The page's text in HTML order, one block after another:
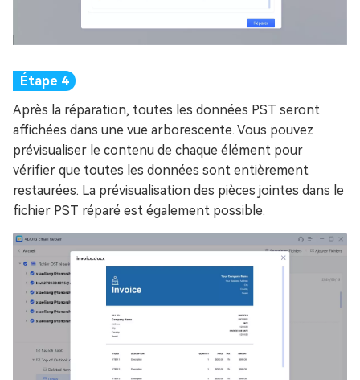
Après la réparation, toutes les données PST seront
affichées dans une vue arborescente. Vous pouvez
prévisualiser le contenu de chaque élément pour
vérifier que toutes les données sont entièrement
restaurées. La prévisualisation des pièces jointes dans le
fichier PST réparé est également possible.